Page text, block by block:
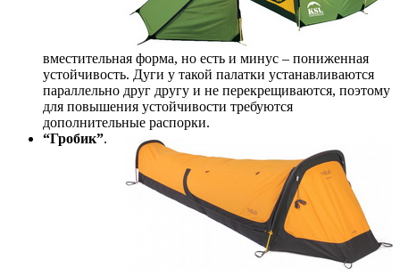
вместительная форма, но есть и минус – пониженная
устойчивость. Дуги у такой палатки устанавливаются
параллельно друг другу и не перекрещиваются, поэтому
для повышения устойчивости требуются
дополнительные распорки.
“Гробик”.